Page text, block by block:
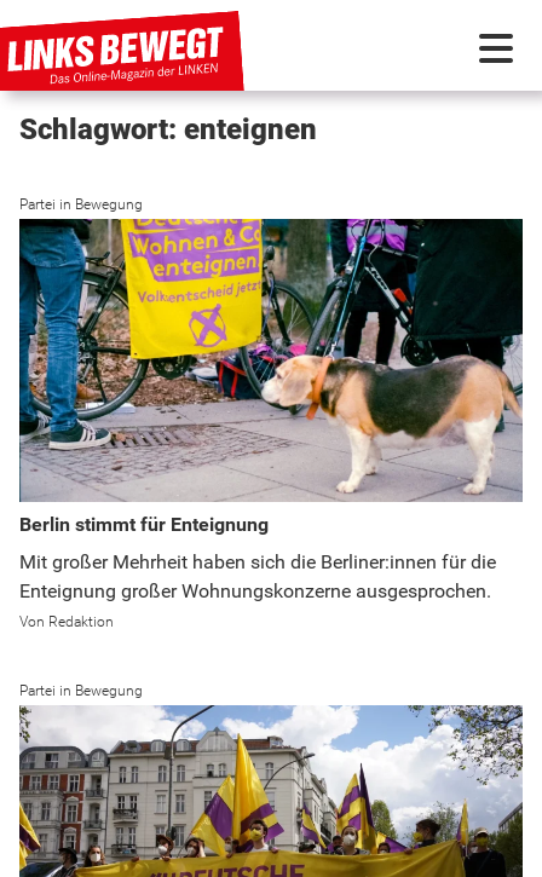
PARTEI IN BEWEGUNG
PROGRAMMDEBATTE
KUNSTSTOFF
DISKUSSIONSSTOFF
INTERNATIONAL
Schlagwort: enteignen
Partei in Bewegung
Berlin stimmt für Enteignung
Mit großer Mehrheit haben sich die Berliner:innen für die
Enteignung großer Wohnungskonzerne ausgesprochen.
Redaktion
Partei in Bewegung